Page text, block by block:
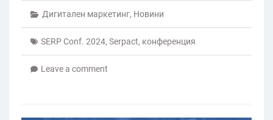
Дигитален маркетинг, Новини
SERP Conf. 2024, Serpact, конференция
Leave a comment